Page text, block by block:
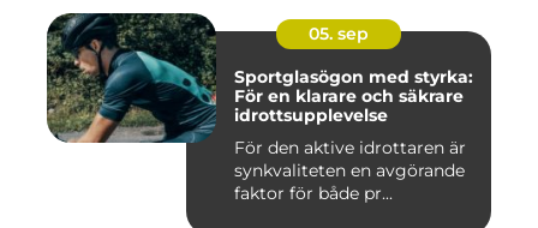
05. sep
Sportglasögon med styrka:
För en klarare och säkrare
idrottsupplevelse
För den aktive idrottaren är
synkvaliteten en avgörande
faktor för både pr...